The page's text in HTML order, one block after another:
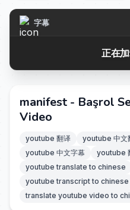
字幕
正在
manifest - Başrol
Video
youtube 翻译 youtube 中文
youtube 中文字幕
youtube
youtube translate to chinese
youtube transcript to chinese
translate youtube video to